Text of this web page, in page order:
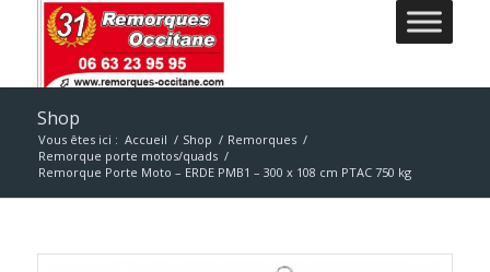
Shop
Vous êtes ici : Accueil / Shop / Remorques /
Remorque porte motos/quads /
Remorque Porte Moto – ERDE PMB1 – 300 x 108 cm PTAC 750 kg